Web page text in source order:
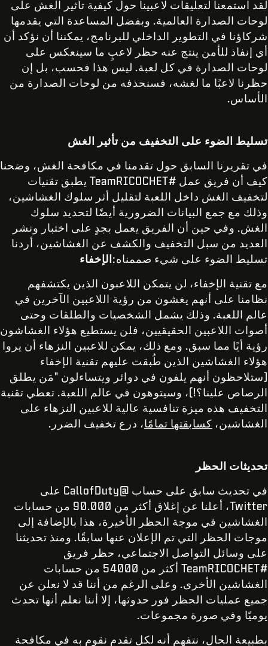
لقد استمعنا لتعليقات لاعبينا حول كيفية تأثير الغش على
لوحات الصدارة العالمية. وبفضل المساعدة التي يقدمها
شركاؤنا في التطوير الداخلي للبرنامج، يمكننا أن نؤكد أن
أي إنفاذ للأمن ينتج عنه حظر لاعبٍ ما سينعكس على
لوحات الصدارة في كل لعبة. ليس هذا فحسب، بل إن
حظرنا لاعبًا ما لغشه، فسنحذفه من لوحات الصدارة من
الأساس.
تسليط الضوء على التخفيف من تأثير الغش
في تقريرنا السابق حول تقدمنا في مكافحة الغش، وضحنا
كيف أن فريق عمل #TeamRICOCHET يطبق تقنيات
لتخفيف الغش داخل اللعبة لتقليل أثر سلوك الغشاشين،
وذلك مع جمع البيانات الضرورية أيضًا لتحديد سلوك
الغش. وفي حين أن الفريق يعمل بجدٍ على اختبار ونشر
العديد من سبل التخفيف والكشف عن الغشاشين، أردنا
تسليط الضوء على شيء صممناه: الإخفاء
مع تقنية الإخفاء، لن يتمكن اللاعبون الذين يكتشفهم
نظامنا على أنهم يغشون من رؤية اللاعبين الآخرين في
عالم اللعبة. وذلك يشمل الشخصيات والطلقات وحتى
أصوات اللاعبين الحقيقيين، فلن يستطيع هؤلاء الغشاشون
رؤية أيًا مما سبق. ومع ذلك، يمكن للاعبين النزهاء أن يروا
هؤلاء الغشاشين الذين طُبقت عليهم تقنية الإخفاء
(ستلاحظون أنهم يلفون في دوائر ويتساءلون "مَن يطلق
الرصاص علينا؟!)، وسيتوهون في عالم اللعبة. تعطي تقنية
التخفيف هذه ميزة تنافسية عالية للاعبين النزهاء على
الغشاشين، كسابقتها تمامًا، درع تخفيف الضرر.
تحديثات الحظر
في تحديث سابق على حساب @CallofDuty على
Twitter، أعلنا عن إغلاق أكثر من 90.000 من حسابات
الغشاشين في موجة الحظر الأخيرة، هذا بالإضافة إلى
موجات الحظر التي تم الإعلان عنها سابقًا. ومنذ تحديثنا
على وسائل التواصل الاجتماعي، حظر فريق
#TeamRICOCHET أكثر من 54000 من حسابات
الغشاشين الأخرى. وعلى الرغم من أننا قد لا نعلن عن
جميع عمليات الحظر فور حدوثها، إلا أننا نعلم أنها تحدث
يوميًا وفي صورة مجموعات.
بطبيعة الحال، نتفهم أنه لكل تقدم نقوم به في مكافحة